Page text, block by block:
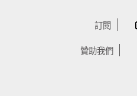
訂閱
贊助我們